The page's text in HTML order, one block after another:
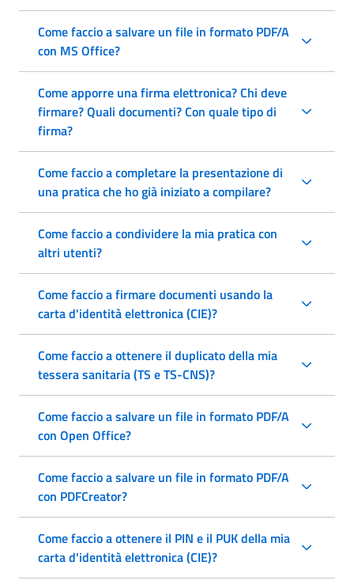
Come faccio a salvare un file in formato PDF/A
con MS Office?
Come apporre una firma elettronica? Chi deve
firmare? Quali documenti? Con quale tipo di
firma?
Come faccio a completare la presentazione di
una pratica che ho già iniziato a compilare?
Come faccio a condividere la mia pratica con
altri utenti?
Come faccio a firmare documenti usando la
carta d'identità elettronica (CIE)?
Come faccio a ottenere il duplicato della mia
tessera sanitaria (TS e TS-CNS)?
Come faccio a salvare un file in formato PDF/A
con Open Office?
Come faccio a salvare un file in formato PDF/A
con PDFCreator?
Come faccio a ottenere il PIN e il PUK della mia
carta d'identità elettronica (CIE)?